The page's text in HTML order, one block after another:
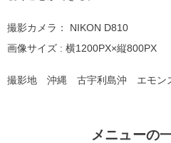
撮影カメラ： NIKON D810
画像サイズ : 横1200PX×縦800PX
撮影地 沖縄 古宇利島沖 エモン
メニューの